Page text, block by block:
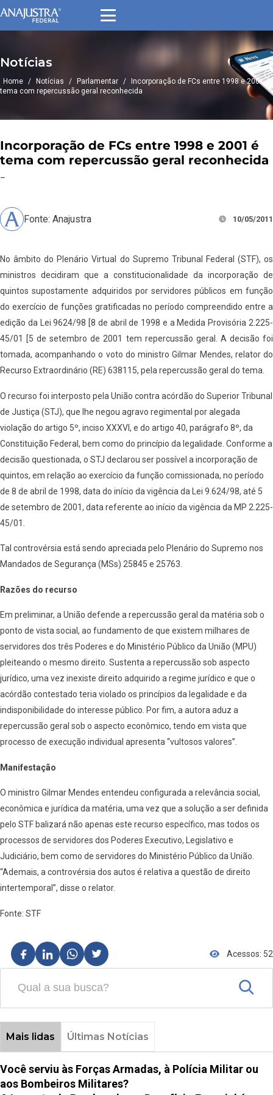
Notícias
Home / Notícias / Parlamentar /
Incorporação de FCs entre 1998 e 2001 é
tema com repercussão geral reconhecida
Incorporação de FCs entre 1998 e 2001 é
tema com repercussão geral reconhecida
–
Fonte: Anajustra 10/05/2011
No âmbito do Plenário Virtual do Supremo Tribunal Federal (STF), os
ministros decidiram que a constitucionalidade da incorporação de
quintos supostamente adquiridos por servidores públicos em função
do exercício de funções gratificadas no período compreendido entre a
edição da Lei 9624/98 [8 de abril de 1998 e a Medida Provisória 2.225-
45/01 [5 de setembro de 2001 tem repercussão geral. A decisão foi
tomada, acompanhando o voto do ministro Gilmar Mendes, relator do
Recurso Extraordinário (RE) 638115, pela repercussão geral do tema.
O recurso foi interposto pela União contra acórdão do Superior Tribunal
de Justiça (STJ), que lhe negou agravo regimental por alegada
violação do artigo 5º, inciso XXXVI, e do artigo 40, parágrafo 8º, da
Constituição Federal, bem como do princípio da legalidade. Conforme a
decisão questionada, o STJ declarou ser possível a incorporação de
quintos, em relação ao exercício da função comissionada, no período
de 8 de abril de 1998, data do início da vigência da Lei 9.624/98, até 5
de setembro de 2001, data referente ao início da vigência da MP 2.225-
45/01.
Tal controvérsia está sendo apreciada pelo Plenário do Supremo nos
Mandados de Segurança (MSs) 25845 e 25763.
Razões do recurso
Em preliminar, a União defende a repercussão geral da matéria sob o
ponto de vista social, ao fundamento de que existem milhares de
servidores dos três Poderes e do Ministério Público da União (MPU)
pleiteando o mesmo direito. Sustenta a repercussão sob aspecto
jurídico, uma vez inexiste direito adquirido a regime jurídico e que o
acórdão contestado teria violado os princípios da legalidade e da
indisponibilidade do interesse público. Por fim, a autora aduz a
repercussão geral sob o aspecto econômico, tendo em vista que
processo de execução individual apresenta “vultosos valores”.
Manifestação
O ministro Gilmar Mendes entendeu configurada a relevância social,
econômica e jurídica da matéria, uma vez que a solução a ser definida
pelo STF balizará não apenas este recurso específico, mas todos os
processos de servidores dos Poderes Executivo, Legislativo e
Judiciário, bem como de servidores do Ministério Público da União.
“Ademais, a controvérsia dos autos é relativa a questão de direito
intertemporal”, disse o relator.
Fonte: STF
Acessos: 52
Mais lidas Últimas Notícias
Você serviu às Forças Armadas, à Polícia Militar ou
aos Bombeiros Militares?